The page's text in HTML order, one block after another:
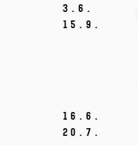
3. 6.
15. 9.
16. 6.
20. 7.